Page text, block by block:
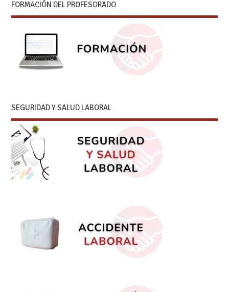
FORMACIÓN DEL PROFESORADO
SEGURIDAD Y SALUD LABORAL